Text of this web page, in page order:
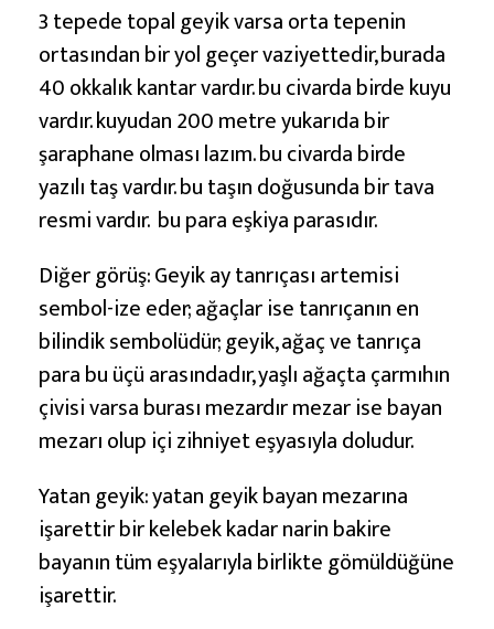
k
v
e
K
a
r
a
c
a
D
e
f
i
n
e
İ
ş
3 tepede topal geyik varsa orta tepenin
ortasından bir yol geçer vaziyettedir, burada
40 okkalık kantar vardır. bu civarda birde kuyu
vardır. kuyudan 200 metre yukarıda bir
şaraphane olması lazım. bu civarda birde
yazılı taş vardır. bu taşın doğusunda bir tava
resmi vardır. bu para eşkiya parasıdır.
Diğer görüş: Geyik ay tanrıçası artemisi
sembol-ize eder; ağaçlar ise tanrıçanın en
bilindik sembolüdür; geyik, ağaç ve tanrıça
para bu üçü arasındadır, yaşlı ağaçta çarmıhın
çivisi varsa burası mezardır mezar ise bayan
mezarı olup içi zihniyet eşyasıyla doludur.
Yatan geyik: yatan geyik bayan mezarına
işarettir bir kelebek kadar narin bakire
bayanın tüm eşyalarıyla birlikte gömüldüğüne
işarettir.